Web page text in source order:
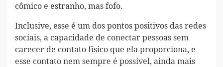
cômico e estranho, mas fofo.
Inclusive, esse é um dos pontos positivos das redes
sociais, a capacidade de conectar pessoas sem
carecer de contato físico que ela proporciona, e
esse contato nem sempre é possível, ainda mais